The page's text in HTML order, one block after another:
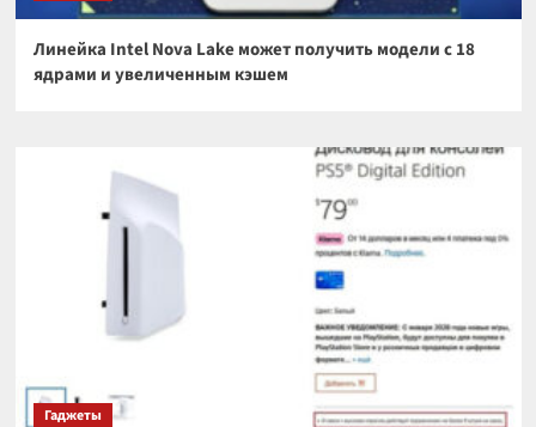
Линейка Intel Nova Lake может получить модели с 18
ядрами и увеличенным кэшем
Гаджеты